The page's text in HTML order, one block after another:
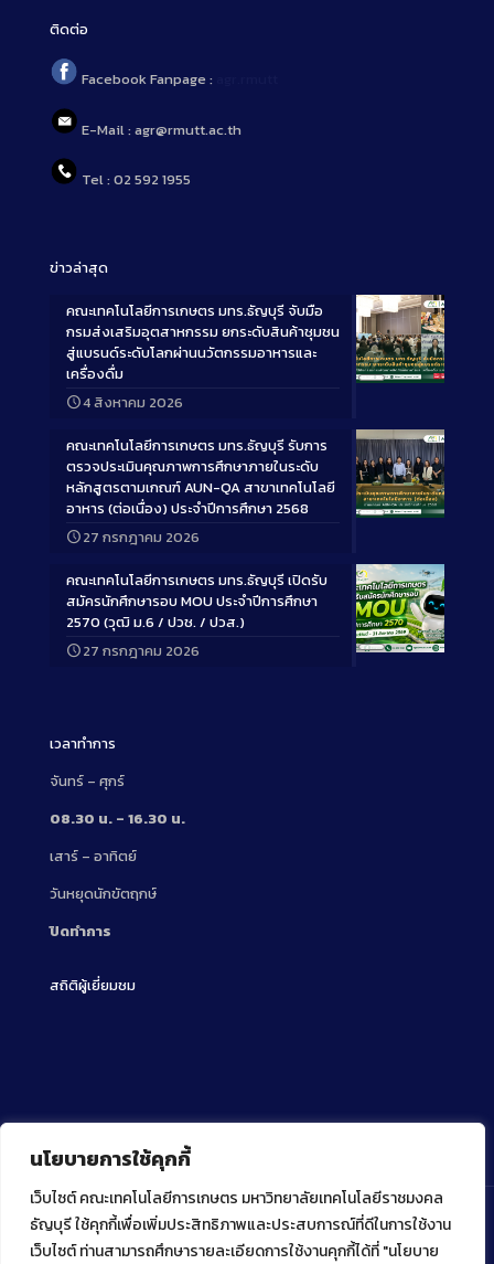
นโยบายการใช้คุกกี้
เว็บไซต์ คณะเทคโนโลยีการเกษตร มหาวิทยาลัยเทคโนโลยีราชมงคล
ธัญบุรี ใช้คุกกี้เพื่อเพิ่มประสิทธิภาพและประสบการณ์ที่ดีในการใช้งาน
เว็บไซต์ ท่านสามารถศึกษารายละเอียดการใช้งานคุกกี้ได้ที่ "นโยบาย
ติดต่อ
Facebook Fanpage :
E-Mail : agr@rmutt.ac.th
Tel : 02 592 1955
ข่าวล่าสุด
Long
คณะเทคโนโลยีการเกษตร มทร.ธัญบุรี จับมือ
กรมส่งเสริมอุตสาหกรรม ยกระดับสินค้าชุมชน
สู่แบรนด์ระดับโลกผ่านนวัตกรรมอาหารและ
เครื่องดื่ม
4 สิงหาคม 2026
Long
คณะเทคโนโลยีการเกษตร มทร.ธัญบุรี รับการ
ตรวจประเมินคุณภาพการศึกษาภายในระดับ
หลักสูตรตามเกณฑ์ AUN-QA สาขาเทคโนโลยี
อาหาร (ต่อเนื่อง) ประจำปีการศึกษา 2568
27 กรกฎาคม 2026
Long
คณะเทคโนโลยีการเกษตร มทร.ธัญบุรี เปิดรับ
สมัครนักศึกษารอบ MOU ประจำปีการศึกษา
2570 (วุฒิ ม.6 / ปวช. / ปวส.)
27 กรกฎาคม 2026
เวลาทำการ
จันทร์ – ศุกร์
08.30 น. – 16.30 น.
เสาร์ – อาทิตย์
วันหยุดนักขัตฤกษ์
ปิดทำการ
สถิติผู้เยี่ยมชม
Copyright ⓒ 2022 คณะเทคโนโลยีการเกษตร มหาวิทยาลัย